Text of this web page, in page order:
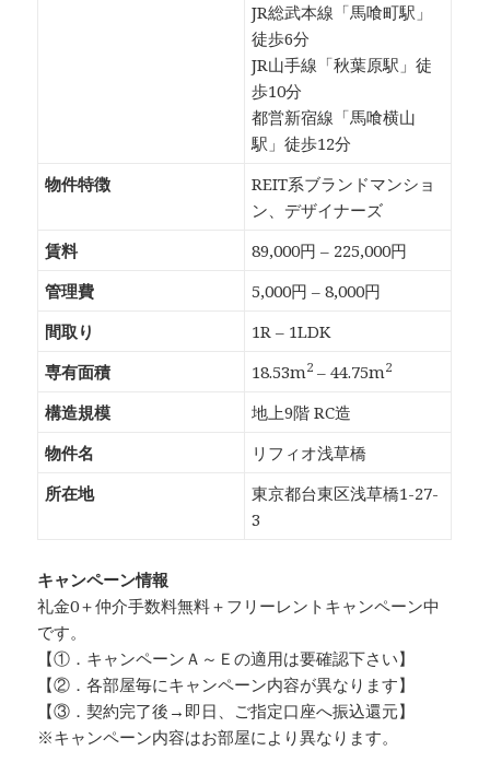
JR総武本線「馬喰町駅」
徒歩6分
JR山手線「秋葉原駅」徒
歩10分
都営新宿線「馬喰横山
駅」徒歩12分
物件特徴
REIT系ブランドマンショ
ン、デザイナーズ
賃料
89,000円 – 225,000円
管理費
5,000円 – 8,000円
間取り
1R – 1LDK
専有面積
18.53m2 – 44.75m2
構造規模
地上9階 RC造
物件名
リフィオ浅草橋
所在地
東京都台東区浅草橋1-27-
3
キャンペーン情報
礼金0＋仲介手数料無料＋ フリーレント キャンペーン中
です。
【①．キャンペーンＡ～Ｅの適用は要確認下さい】
【②．各部屋毎にキャンペーン内容が異なります】
【③．契約完了後→即日、ご指定口座へ振込還元】
※キャンペーン内容はお部屋により異なります。